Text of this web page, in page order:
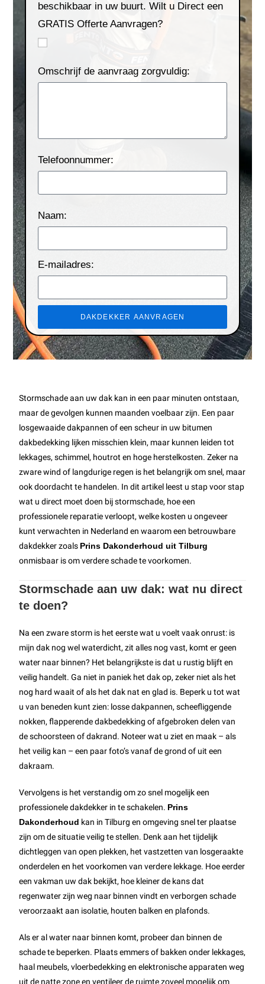
beschikbaar in uw buurt. Wilt u Direct een
GRATIS Offerte Aanvragen?
Omschrijf de aanvraag zorgvuldig:
Telefoonnummer:
Naam:
E-mailadres:
DAKDEKKER AANVRAGEN
Stormschade aan uw dak kan in een paar minuten ontstaan,
maar de gevolgen kunnen maanden voelbaar zijn. Een paar
losgewaaide dakpannen of een scheur in uw bitumen
dakbedekking lijken misschien klein, maar kunnen leiden tot
lekkages, schimmel, houtrot en hoge herstelkosten. Zeker na
zware wind of langdurige regen is het belangrijk om snel, maar
ook doordacht te handelen. In dit artikel leest u stap voor stap
wat u direct moet doen bij stormschade, hoe een
professionele reparatie verloopt, welke kosten u ongeveer
kunt verwachten in Nederland en waarom een betrouwbare
dakdekker zoals Prins Dakonderhoud uit Tilburg
onmisbaar is om verdere schade te voorkomen.
Stormschade aan uw dak: wat nu direct
te doen?
Na een zware storm is het eerste wat u voelt vaak onrust: is
mijn dak nog wel waterdicht, zit alles nog vast, komt er geen
water naar binnen? Het belangrijkste is dat u rustig blijft en
veilig handelt. Ga niet in paniek het dak op, zeker niet als het
nog hard waait of als het dak nat en glad is. Beperk u tot wat
u van beneden kunt zien: losse dakpannen, scheefliggende
nokken, flapperende dakbedekking of afgebroken delen van
de schoorsteen of dakrand. Noteer wat u ziet en maak – als
het veilig kan – een paar foto’s vanaf de grond of uit een
dakraam.
Vervolgens is het verstandig om zo snel mogelijk een
professionele dakdekker in te schakelen. Prins
Dakonderhoud kan in Tilburg en omgeving snel ter plaatse
zijn om de situatie veilig te stellen. Denk aan het tijdelijk
dichtleggen van open plekken, het vastzetten van losgeraakte
onderdelen en het voorkomen van verdere lekkage. Hoe eerder
een vakman uw dak bekijkt, hoe kleiner de kans dat
regenwater zijn weg naar binnen vindt en verborgen schade
veroorzaakt aan isolatie, houten balken en plafonds.
Als er al water naar binnen komt, probeer dan binnen de
schade te beperken. Plaats emmers of bakken onder lekkages,
haal meubels, vloerbedekking en elektronische apparaten weg
uit de natte zone en ventileer de ruimte zoveel mogelijk om